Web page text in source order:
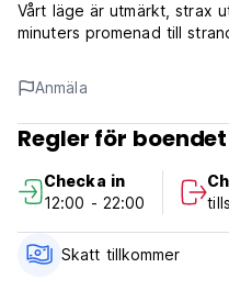
Vårt läge är utmärkt, strax
minuters promenad till
Vår bästa tillgång är det
där man kan koppla av,
enkelt byta historier med
från sovsalar till
tvåbäddsrum tillgängliga.
Fastighetspolicy och villkor:
Anmäla
Regler för boendet
Checka in
12:00 - 22:00
Skatt tillkommer